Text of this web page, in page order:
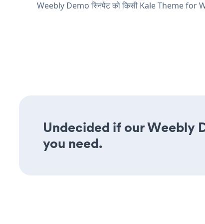
Weebly Demo स्निपेट को किसी Kale Theme for
Undecided if our Weebly
you need.